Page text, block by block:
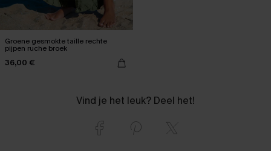
Groene gesmokte taille rechte
pijpen ruche broek
36,00 €
Vind je het leuk? Deel het!